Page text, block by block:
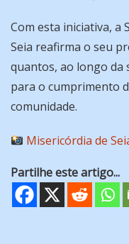
Com esta iniciativa, a
Seia reafirma o seu
quantos, ao longo
para o cumprimento
comunidade.
Misericórdia de
Partilhe este artigo...